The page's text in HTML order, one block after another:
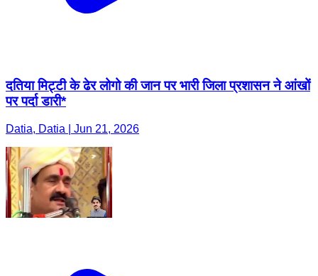
दतिया मिट्टी के ढेर लोगो की जान पर भारी जिला प्रशासन ने आंखों
पर पर्दा डारी*
Datia, Datia | Jun 21, 2026